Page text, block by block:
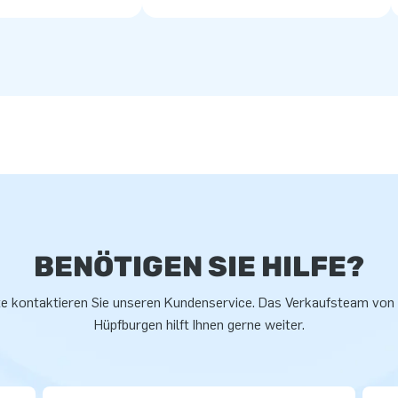
BENÖTIGEN SIE HILFE?
kontaktieren Sie unseren Kundenservice. Das Verkaufsteam
Hüpfburgen hilft Ihnen gerne weiter.